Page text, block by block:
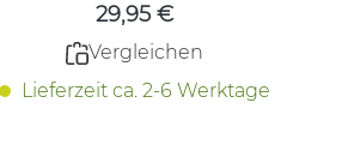
29,95 €
Vergleichen
Lieferzeit ca. 2-6 Werktage